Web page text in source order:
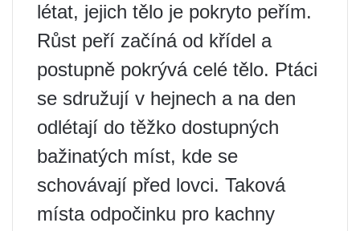
létat, jejich tělo je pokryto peřím.
Růst peří začíná od křídel a
postupně pokrývá celé tělo. Ptáci
se sdružují v hejnech a na den
odlétají do těžko dostupných
bažinatých míst, kde se
schovávají před lovci. Taková
místa odpočinku pro kachny